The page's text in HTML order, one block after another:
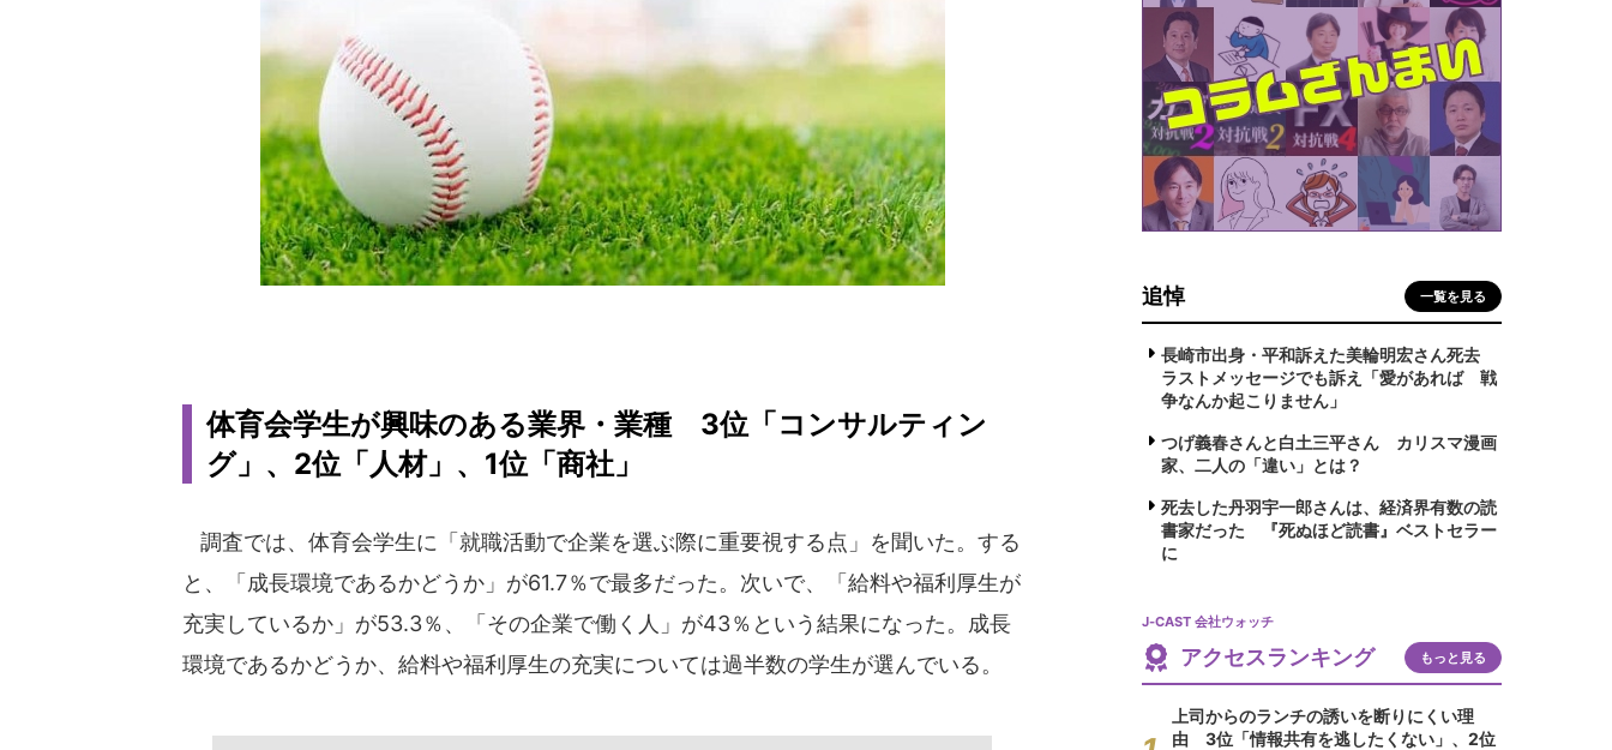
体育会学生が興味のある業界・業種 3位「コンサルティン
グ」、2位「人材」、1位「商社」
調査では、体育会学生に「就職活動で企業を選ぶ際に重要視する点」を聞いた。する
と、「成長環境であるかどうか」が61.7％で最多だった。次いで、「給料や福利厚生が
充実しているか」が53.3％、「その企業で働く人」が43％という結果になった。成長
環境であるかどうか、給料や福利厚生の充実については過半数の学生が選んでいる。
追悼 一覧を見る
長崎市出身・平和訴えた美輪明宏さん死去
ラストメッセージでも訴え「愛があれば 戦
争なんか起こりません」
つげ義春さんと白土三平さん カリスマ漫画
家、二人の「違い」とは？
死去した丹羽宇一郎さんは、経済界有数の読
書家だった 『死ぬほど読書』ベストセラー
に
J-CAST 会社ウォッチ
アクセスランキング もっと見る
上司からのランチの誘いを断りにくい理
由 3位「情報共有を逃したくない」、2位